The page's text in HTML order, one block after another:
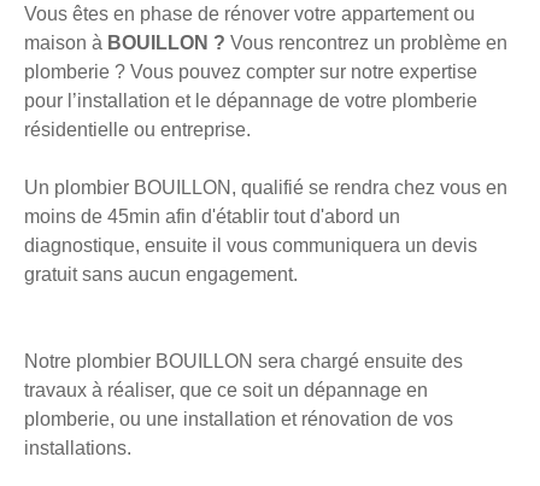
Vous êtes en phase de rénover votre appartement ou
maison à BOUILLON ? Vous rencontrez un problème en
plomberie ? Vous pouvez compter sur notre expertise
pour l’installation et le dépannage de votre plomberie
résidentielle ou entreprise.
Un plombier BOUILLON, qualifié se rendra chez vous en
moins de 45min afin d'établir tout d'abord un
diagnostique, ensuite il vous communiquera un devis
gratuit sans aucun engagement.
Notre plombier BOUILLON sera chargé ensuite des
travaux à réaliser, que ce soit un dépannage en
plomberie, ou une installation et rénovation de vos
installations.